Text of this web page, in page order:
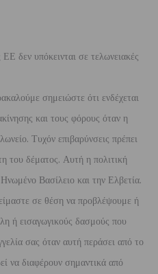
δεν υπόκεινται σε τελωνειακές
σημειώστε ότι ενδέχεται
και τους φόρους όταν η
Τυχόν επιβαρύνσεις πρέπει
του δέματος. Αυτή η πολιτική
Βασίλειο και την Ελβετία.
σε θέση να προβλέψουμε ή
ή εισαγωγικούς δασμούς που
σας όταν αυτή περάσει από το
να διαφέρουν σημαντικά από